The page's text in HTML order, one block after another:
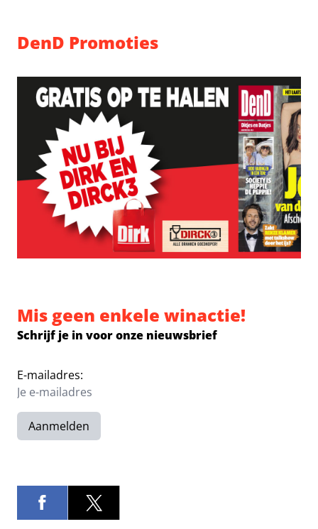
DenD Promoties
Mis geen enkele winactie!
Schrijf je in voor onze nieuwsbrief
E-mailadres:
Aanmelden